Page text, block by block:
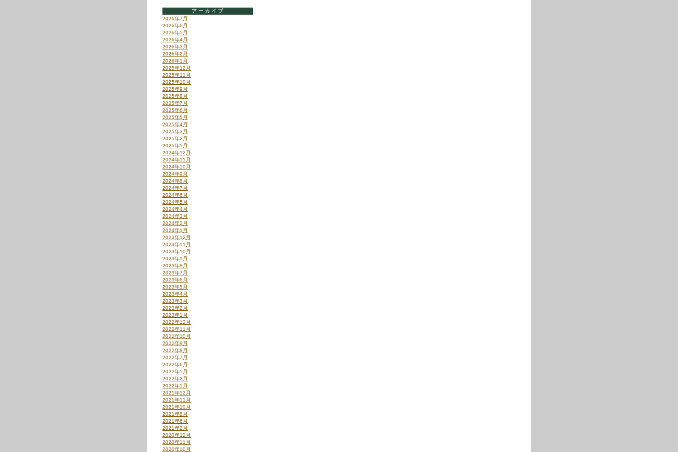
アーカイブ
2026年7月
2026年6月
2026年5月
2026年4月
2026年3月
2026年2月
2026年1月
2025年12月
2025年11月
2025年10月
2025年9月
2025年8月
2025年7月
2025年6月
2025年5月
2025年4月
2025年3月
2025年2月
2025年1月
2024年12月
2024年11月
2024年10月
2024年9月
2024年8月
2024年7月
2024年6月
2024年5月
2024年4月
2024年3月
2024年2月
2024年1月
2023年12月
2023年11月
2023年10月
2023年9月
2023年8月
2023年7月
2023年6月
2023年5月
2023年4月
2023年3月
2023年2月
2023年1月
2022年12月
2022年11月
2022年10月
2022年9月
2022年8月
2022年7月
2022年6月
2022年5月
2022年2月
2022年1月
2021年12月
2021年11月
2021年10月
2021年8月
2021年6月
2021年2月
2020年12月
2020年11月
2020年10月